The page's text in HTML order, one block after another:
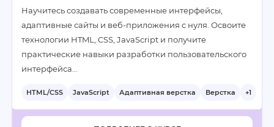
Научитесь создавать современные интерфейсы,
адаптивные сайты и веб-приложения с нуля. Освоите
технологии HTML, CSS, JavaScript и получите
практические навыки разработки пользовательского
интерфейса…
HTML/CSS JavaScript Адаптивная верстка Верстка +1